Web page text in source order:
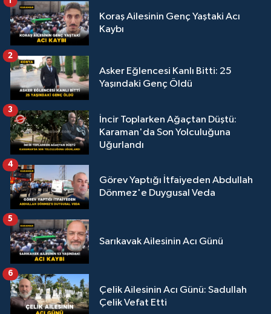
Koraş Ailesinin Genç Yaştaki Acı
Kaybı
Asker Eğlencesi Kanlı Bitti: 25
Yaşındaki Genç Öldü
2
İncir Toplarken Ağaçtan Düştü:
Karaman'da Son Yolculuğuna
Uğurlandı
3
Görev Yaptığı İtfaiyeden Abdullah
Dönmez'e Duygusal Veda
4
Sarıkavak Ailesinin Acı Günü
5
Çelik Ailesinin Acı Günü: Sadullah
Çelik Vefat Etti
6